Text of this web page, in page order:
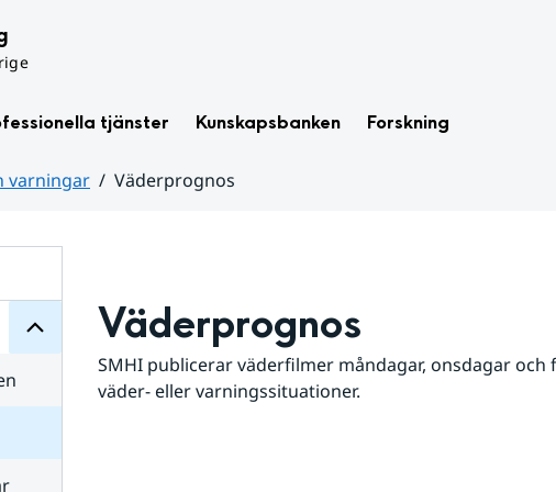
tjänster Kunskapsbanken Forskning
varningar
Väderprognos
för
Väderprognos
SMHI publicerar väderfilmer måndagar, onsdagar och
väder- eller varningssituationer.